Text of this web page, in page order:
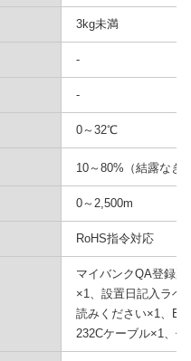
3kg未満
-
-
0～32℃
10～80%（結露なき
0～2,500m
RoHS指令対応
マイバンクQA登録
×1、設置日記入ラベ
読みください×1、
232Cケーブル×1、保